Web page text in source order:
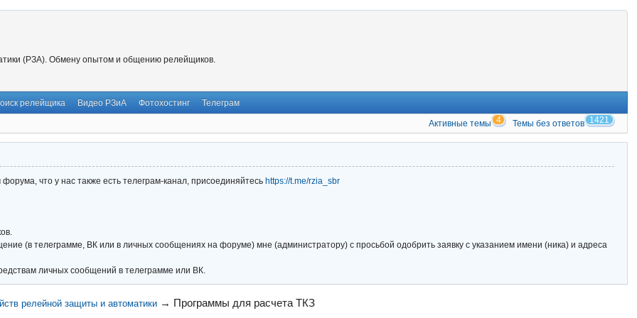
(РЗА). Обмену опытом и общению релейщиков.
релейщика Видео РЗиА Фотохостинг Телеграм
Активные темы 4 Темы без ответов 1421
что у нас также есть телеграм-канал, присоединяйтесь https://t.me/rzia_sbr
(в телеграмме, ВК или в личных сообщениях на форуме) мне (администратору) с просьбой одобрить заявку с указанием имени (ника) и адреса
личных сообщений в телеграмме или ВК.
релейной защиты и автоматики → Программы для расчета ТКЗ